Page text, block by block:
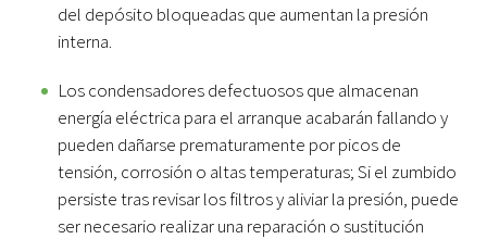
del depósito bloqueadas que aumentan la presión
interna.
Los condensadores defectuosos que almacenan
energía eléctrica para el arranque acabarán fallando y
pueden dañarse prematuramente por picos de
tensión, corrosión o altas temperaturas; Si el zumbido
persiste tras revisar los filtros y aliviar la presión, puede
ser necesario realizar una reparación o sustitución